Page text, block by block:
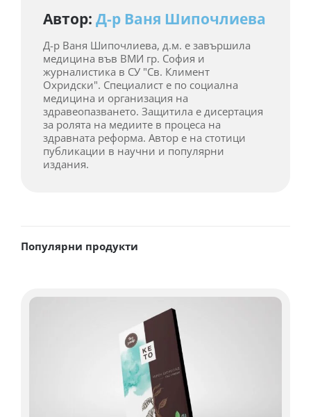
Популярни продукти
Автор: Д-р Ваня Шипочлиева
Д-р Ваня Шипочлиева, д.м. е завършила
медицина във ВМИ гр. София и
журналистика в СУ "Св. Климент
Охридски". Специалист е по социална
медицина и организация на
здравеопазването. Защитила е дисертация
за ролята на медиите в процеса на
здравната реформа. Автор е на стотици
публикации в научни и популярни
издания.